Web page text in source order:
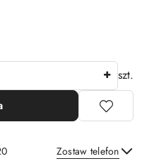
szt.
Zostaw telefon